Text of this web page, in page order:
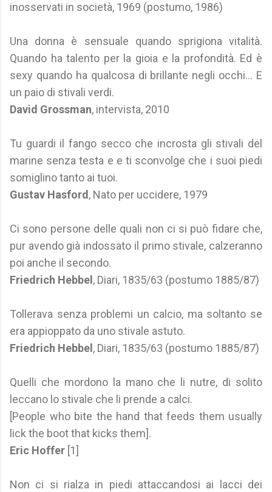
inosservati in società, 1969 (postumo, 1986)
Una donna è sensuale quando sprigiona vitalità.
Quando ha talento per la gioia e la profondità. Ed è
sexy quando ha qualcosa di brillante negli occhi... E
un paio di stivali verdi.
David Grossman, intervista, 2010
Tu guardi il fango secco che incrosta gli stivali del
marine senza testa e e ti sconvolge che i suoi piedi
somiglino tanto ai tuoi.
Gustav Hasford , Nato per uccidere, 1979
Ci sono persone delle quali non ci si può fidare che,
pur avendo già indossato il primo stivale, calzeranno
poi anche il secondo.
Friedrich Hebbel , Diari, 1835/63 (postumo 1885/87)
Tollerava senza problemi un calcio, ma soltanto se
era appioppato da uno stivale astuto.
Friedrich Hebbel , Diari, 1835/63 (postumo 1885/87)
Quelli che mordono la mano che li nutre, di solito
leccano lo stivale che li prende a calci.
[People who bite the hand that feeds them usually
lick the boot that kicks them].
Eric Hoffer [1]
Non ci si rialza in piedi attaccandosi ai lacci dei